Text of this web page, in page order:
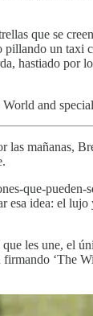
que se
un taxi
hastiado por
and
mañanas,
que-
esa idea: el
les une, el
‘The